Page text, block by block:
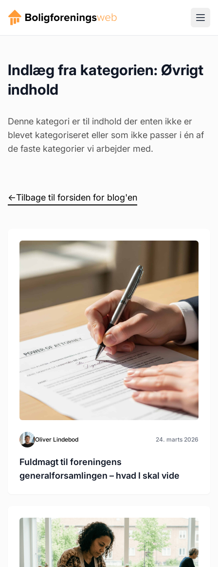
Indlæg fra kategorien: Øvrigt
indhold
Denne kategori er til indhold der enten ikke er
blevet kategoriseret eller som ikke passer i én af
de faste kategorier vi arbejder med.
←Tilbage til forsiden for blog'en
Oliver Lindebod 24. marts 2026
Fuldmagt til foreningens
generalforsamlingen – hvad I skal vide